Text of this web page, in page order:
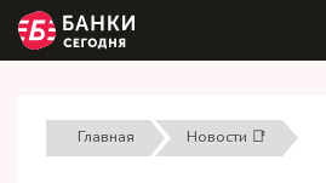
Главная Новости 📑